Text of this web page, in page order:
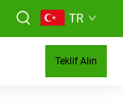
TR
Teklif Alın